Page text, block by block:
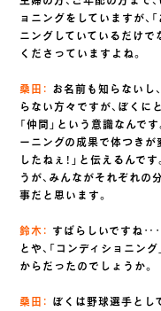
ョニングをしていますが、
ニングしていているだけで
くださっていますよね。
桑田： お名前も知らないし
らない方々ですが、ぼくに
「仲間」という意識なんで
ーニングの成果で体つきが
したねぇ！」と伝えるんで
うが、みんながそれぞれの
事だと思います。
鈴木： すばらしいですね
とや、「コンディショニン
からだったのでしょうか。
桑田： ぼくは野球選手とし